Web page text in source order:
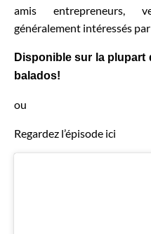
amis entrepreneurs,
généralement intéressés par
Disponible sur la plupart
balados!
ou
Regardez l’épisode ici